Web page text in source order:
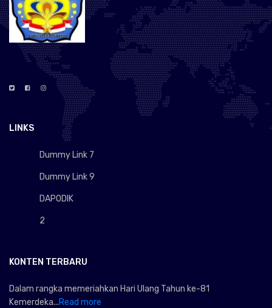
LINKS
Dummy Link 7
Dummy Link 9
DAPODIK
2
KONTEN TERBARU
Dalam rangka memeriahkan Hari Ulang Tahun ke-81
Kemerdeka...Read more